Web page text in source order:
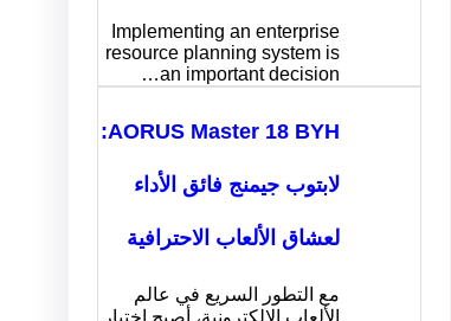
Implementing an enterprise
resource planning system is
an important decision…
AORUS Master 18 BYH:
لابتوب جيمنج فائق الأداء
لعشاق الألعاب الاحترافية
مع التطور السريع في عالم